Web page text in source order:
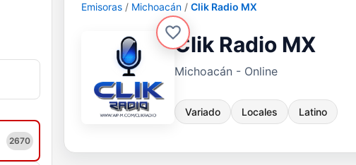
2670
Emisoras Michoacán Clik Radio MX
Clik Radio MX
Michoacán - Online
Variado Locales Latino